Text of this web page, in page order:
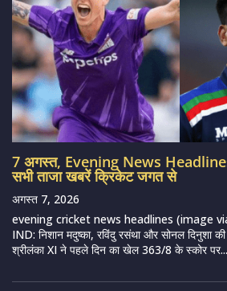
7 अगस्त, Evening News
सभी ताजा खबरें क्रिकेट जगत से
अगस्त 7, 2026
evening cricket news headlines (image
IND: निशान मदुष्का, रविंदु रसंथा और सोनल दिनुशा
श्रीलंका XI ने पहले दिन का खेल 363/8 के स्कोर पर...